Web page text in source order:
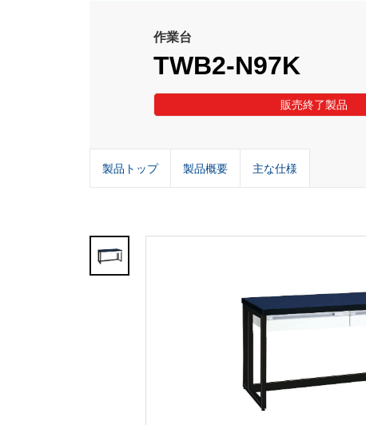
作業台
TWB2-N97K
販売終了製品
製品トップ 製品概要 主な仕様